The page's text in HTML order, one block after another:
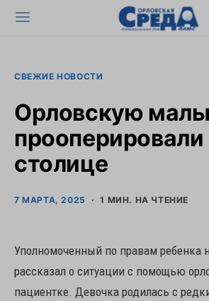
СВЕЖИЕ НОВОСТИ
Орловскую
прооперировали
столице
7 МАРТА, 2025 1 МИН. НА ЧТЕНИЕ
Уполномоченный по правам ребенка
рассказал о ситуации с помощью
пациентке. Девочка родилась с